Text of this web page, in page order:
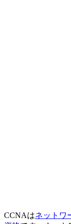
CCNAはネットワ